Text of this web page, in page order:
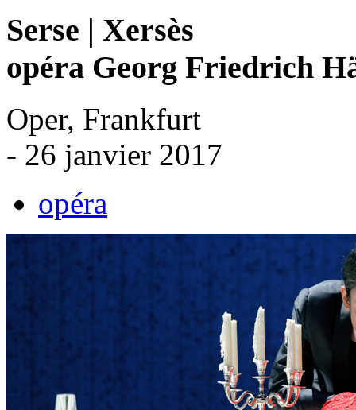
Serse | Xersès
opéra Georg Friedrich
Oper, Frankfurt
- 26 janvier 2017
opéra